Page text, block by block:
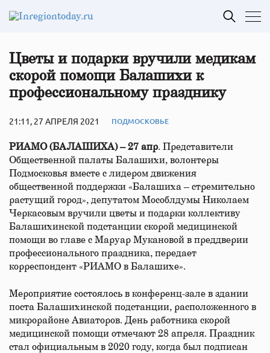
Цветы и подарки вручили медикам
скорой помощи Балашихи к
профессиональному празднику
21:11, 27 АПРЕЛЯ 2021 ПОДМОСКОВЬЕ
РИАМО (БАЛАШИХА) – 27 апр. Представители
Общественной палаты Балашихи, волонтеры
Подмосковья вместе с лидером движения
общественной поддержки «Балашиха – стремительно
растущий город», депутатом Мособлдумы Николаем
Черкасовым вручили цветы и подарки коллективу
Балашихинской подстанции скорой медицинской
помощи во главе с Маруар Мукановой в преддверии
профессионального праздника, передает
корреспондент «РИАМО в Балашихе».
Мероприятие состоялось в конференц-зале в здании
поста Балашихинской подстанции, расположенного в
микрорайоне Авиаторов. День работника скорой
медицинской помощи отмечают 28 апреля. Праздник
стал официальным в 2020 году, когда был подписан